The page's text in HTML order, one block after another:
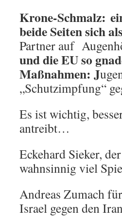
Krone-Schmalz:
beide Seiten sich
Partner auf
und die EU so
Maßnahmen: J
„Schutzimpfung“
Es ist wichtig,
antreibt…
Eckehard Sieker,
wahnsinnig viel
Andreas Zumach
Israel gegen den